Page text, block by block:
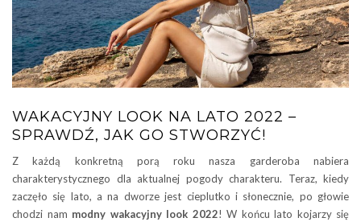
WAKACYJNY LOOK NA LATO 2022 –
SPRAWDŹ, JAK GO STWORZYĆ!
Z każdą konkretną porą roku nasza garderoba nabiera
charakterystycznego dla aktualnej pogody charakteru. Teraz, kiedy
zaczęło się lato, a na dworze jest cieplutko i słonecznie, po głowie
chodzi nam modny wakacyjny look 2022! W końcu lato kojarzy się